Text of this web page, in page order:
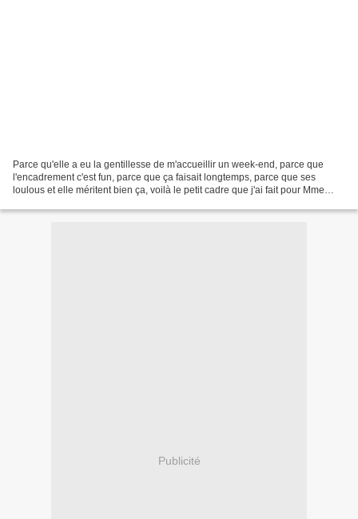
Parce qu'elle a eu la gentillesse de m'accueillir un week-end, parce que
l'encadrement c'est fun, parce que ça faisait longtemps, parce que ses
loulous et elle méritent bien ça, voilà le petit cadre que j'ai fait pour Mme
Publicité